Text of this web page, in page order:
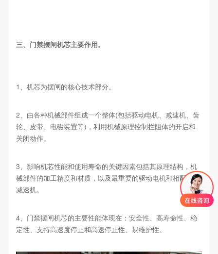
三、门禁摆闸机芯主要作用。
1、机芯为摆闸的核心技术部分。
2、由各种机械部件组成一个整体(包括驱动电机、减速机、齿
轮、皮带、电磁装置等)，利用机械原理控制拦阻体的开启和
关闭动作。
3、影响机芯性能和使用寿命的关键因素包括其原理结构，机
械部件的加工精度和材质，以及最重要的驱动电机和相配套的
减速机。
4、门禁摆闸机芯的主要性能体现在：安全性、高寿命性、稳
定性、支持高速度停止和高速停止性、易维护性。